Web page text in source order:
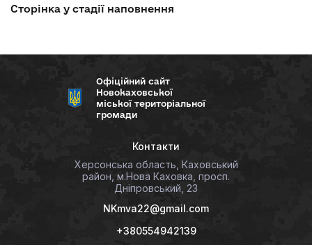
Сторінка у стадії наповнення
Офіційний сайт
Новокаховської
міської територіальної
громади
Контакти
Херсонська область, Каховський
район, м.Нова Каховка, просп.
Дніпровський, 23
NKmva22@gmail.com
+380554942139